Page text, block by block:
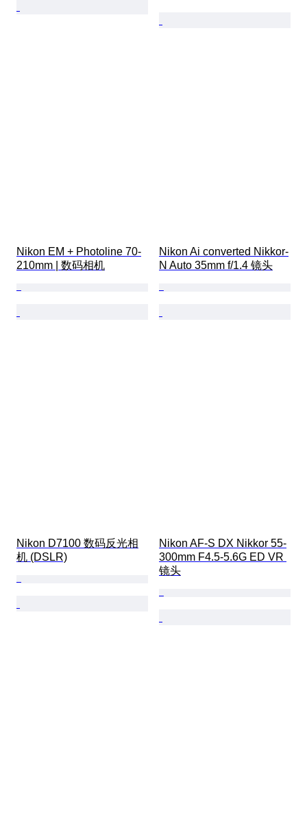
Nikon EM + Photoline 70-
210mm | 数码相机
Nikon Ai converted Nikkor-
N Auto 35mm f/1.4 镜头
Nikon D7100 数码反光相
机 (DSLR)
Nikon AF-S DX Nikkor 55-
300mm F4.5-5.6G ED VR
镜头